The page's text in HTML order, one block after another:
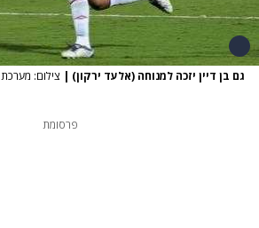
גם בן דיין יזכה למנוחה (אלעד ירקון) | צילום: מערכת ONE
פרסומת